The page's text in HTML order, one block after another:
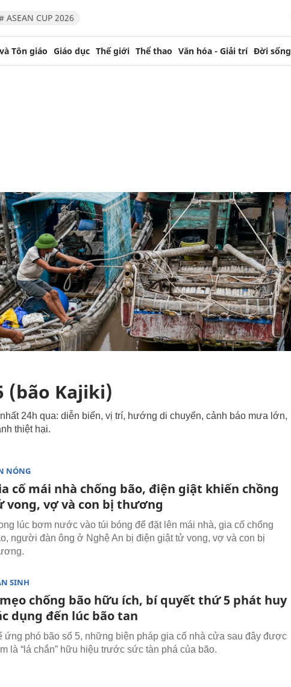
ASEAN CUP 2026
Tôn giáo Giáo dục Thế giới Thể thao Văn hóa - Giải trí Đời sống
(bão Kajiki)
24h qua: diễn biến, vị trí, hướng di chuyển, cảnh báo mưa lớn,
thiệt hại.
NÓNG
cố mái nhà chống bão, điện giật khiến chồng
vong, vợ và con bị thương
lúc bơm nước vào túi bóng để đặt lên mái nhà, gia cố chống
người đàn ông ở Nghệ An bị điện giật tử vong, vợ và con bị
SINH
chống bão hữu ích, bí quyết thứ 5 phát huy
dụng đến lúc bão tan
ứng phó bão số 5, những biện pháp gia cố nhà cửa sau đây được
là “lá chắn” hữu hiệu trước sức tàn phá của bão.